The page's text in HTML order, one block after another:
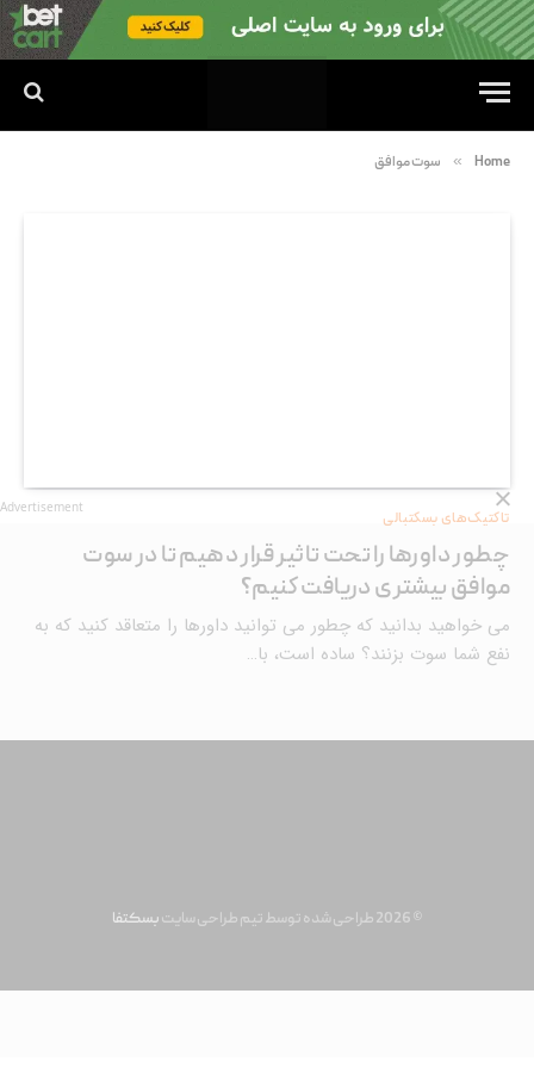
Home
» سوت موافق
تاکتیک‌های بسکتبالی
چطور داورها را تحت تاثیر قرار دهیم تا در سوت
موافق بیشتری دریافت کنیم؟
می خواهید بدانید که چطور می توانید داورها را متعاقد کنید که به
نفع شما سوت بزنند؟ ساده است، با…
© 2026 طراحی شده توسط تیم طراحی سایت بسکتفا
Advertisement